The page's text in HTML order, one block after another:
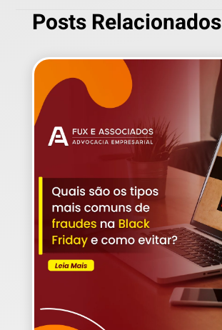
Posts Relacionados